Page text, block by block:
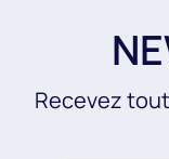
Recevez